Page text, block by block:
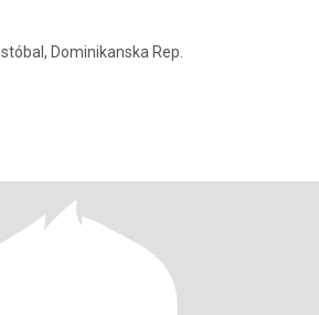
Dominikanska Rep.